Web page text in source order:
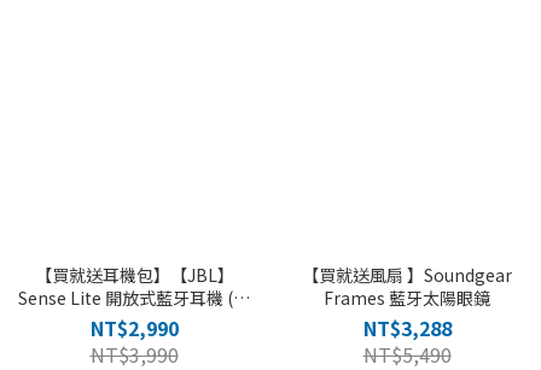
【買就送耳機包】【JBL】
Sense Lite 開放式藍牙耳機 (開
放耳掛超值首選)
NT$2,990
NT$3,990
【買就送風扇 】Soundgear
Frames 藍牙太陽眼鏡
NT$3,288
NT$5,490